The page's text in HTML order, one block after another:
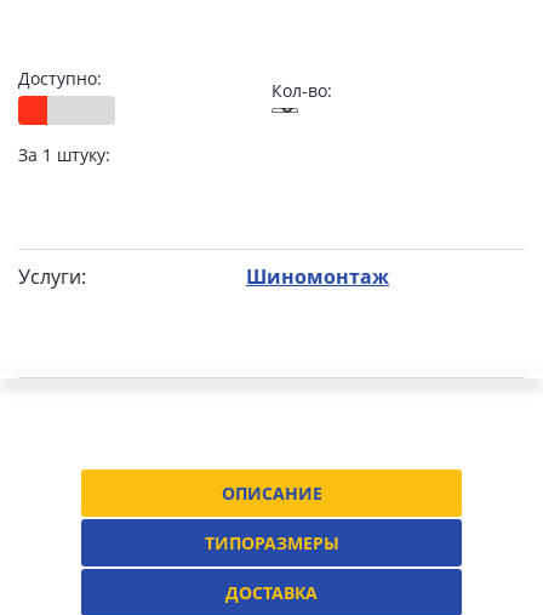
Доступно:
Кол-во:
За 1 штуку:
Услуги: Шиномонтаж
ОПИСАНИЕ
ТИПОРАЗМЕРЫ
ДОСТАВКА